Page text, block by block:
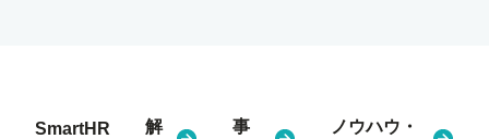
SmartHR
解
事
ノウハウ・